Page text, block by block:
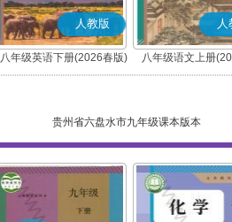
人教版
八年级英语下册(2026春版)
人
八年级语文上册
(部编版)
贵州省六盘水市九年级课本版本